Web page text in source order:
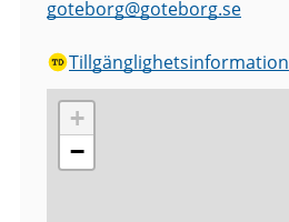
goteborg@goteborg.se
Tillgänglighetsinformation
+
−